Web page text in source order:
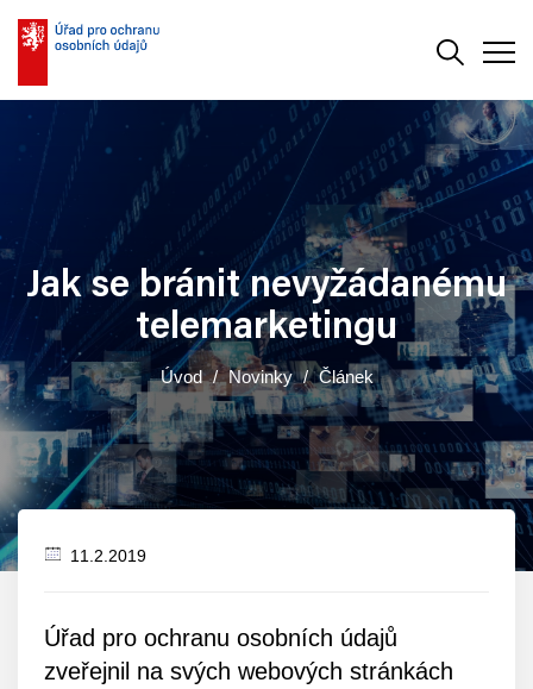
Jak se bránit nevyžádanému
telemarketingu
Úvod Novinky Článek
11.2.2019
Úřad pro ochranu osobních údajů
zveřejnil na svých webových stránkách